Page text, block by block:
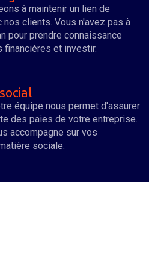
à maintenir un lien de
nos clients. Vous n'avez pas à
pour prendre connaissance
financières et investir.
équipe nous permet d'assurer
des paies de votre entreprise.
accompagne sur vos
sociale.